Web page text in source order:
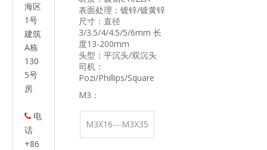
海区
1号
建筑
A栋
130
5号
房
 电
话
+86
表面处理：镀锌/镀黄锌
尺寸：直径
3/3.5/4/4.5/5/6mm 长
度13-200mm
头型：平沉头/双沉头
司机：
Pozi/Phillips/Square
M3：
M3X16---M3X35